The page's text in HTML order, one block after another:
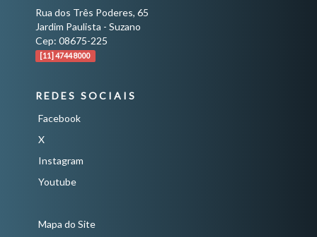
Rua dos Três Poderes, 65
Jardim Paulista - Suzano
Cep: 08675-225
[11] 4744 8000
REDES SOCIAIS
Facebook
X
Instagram
Youtube
Mapa do Site